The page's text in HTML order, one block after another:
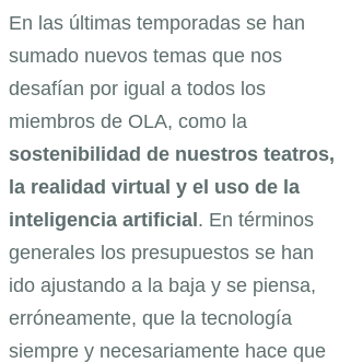
En las últimas temporadas se han
sumado nuevos temas que nos
desafían por igual a todos los
miembros de OLA, como la
sostenibilidad de nuestros teatros,
la realidad virtual y el uso de la
inteligencia artificial. En términos
generales los presupuestos se han
ido ajustando a la baja y se piensa,
erróneamente, que la tecnología
siempre y necesariamente hace que